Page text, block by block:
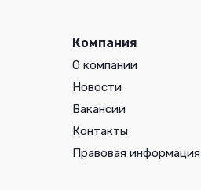
Компания
О компании
Новости
Вакансии
Контакты
Правовая информация